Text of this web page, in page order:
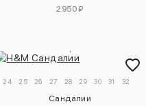
2950 ₽
24 25 26 27 28 29 30 31 32
Сандалии